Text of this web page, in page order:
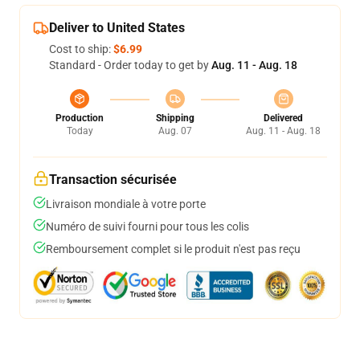
Deliver to United States
Cost to ship:$6.99
Standard - Order today to get byAug. 11 - Aug. 18
Production
Today
Shipping
Aug. 07
Delivered
Aug. 11 - Aug. 18
Transaction sécurisée
Livraison mondiale à votre porte
Numéro de suivi fourni pour tous les colis
Remboursement complet si le produit n'est pas reçu